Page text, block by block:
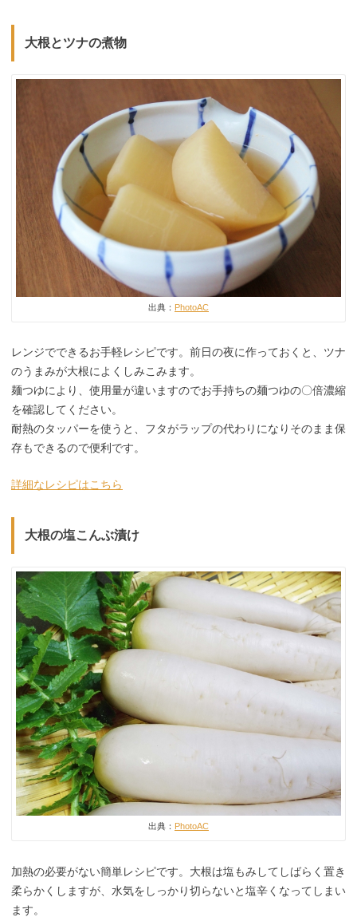
大根とツナの煮物
出典： PhotoAC
レンジでできるお手軽レシピです。前日の夜に作っておくと、ツナ
のうまみが大根によくしみこみます。
麺つゆにより、使用量が違いますのでお手持ちの麺つゆの〇倍濃縮
を確認してください。
耐熱のタッパーを使うと、フタがラップの代わりになりそのまま保
存もできるので便利です。
詳細なレシピはこちら
大根の塩こんぶ漬け
出典： PhotoAC
加熱の必要がない簡単レシピです。大根は塩もみしてしばらく置き
柔らかくしますが、水気をしっかり切らないと塩辛くなってしまい
ます。